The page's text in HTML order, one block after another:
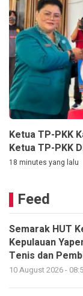
Ketua TP-PKK
Ketua TP-PKK
18 minutes yang lalu
Feed
Semarak HUT
Kepulauan
Tenis dan
10 August 2026 -